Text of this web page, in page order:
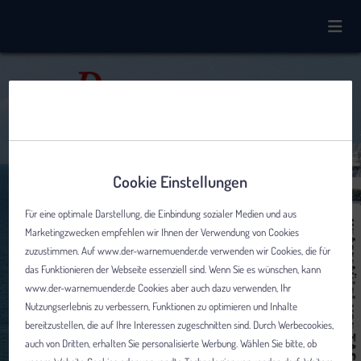
Cookie Einstellungen
Für eine optimale Darstellung, die Einbindung sozialer Medien und aus
Marketingzwecken empfehlen wir Ihnen der Verwendung von Cookies
zuzustimmen. Auf www.der-warnemuender.de verwenden wir Cookies, die für
das Funktionieren der Webseite essenziell sind. Wenn Sie es wünschen, kann
www.der-warnemuender.de Cookies aber auch dazu verwenden, Ihr
Nutzungserlebnis zu verbessern, Funktionen zu optimieren und Inhalte
bereitzustellen, die auf Ihre Interessen zugeschnitten sind. Durch Werbecookies,
auch von Dritten, erhalten Sie personalisierte Werbung. Wählen Sie bitte, ob